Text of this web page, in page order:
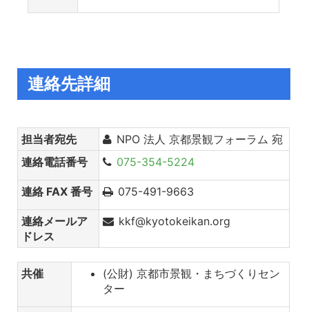
連絡先詳細
担当者宛先
NPO 法人 京都景観フォーラム 宛
連絡電話番号
075-354-5224
連絡 FAX 番号 075-491-9663
連絡メールア
ドレス
kkf@kyotokeikan.org
共催
(公財) 京都市景観・まちづくりセン
ター